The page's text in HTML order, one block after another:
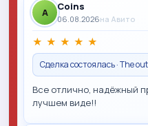
A Coins
06.08.2026на Авито
★ ★ ★ ★ ★
Сделка состоялась · The
Все отлично, надёжный
лучшем виде!!